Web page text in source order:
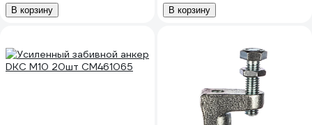
В корзину В корзину